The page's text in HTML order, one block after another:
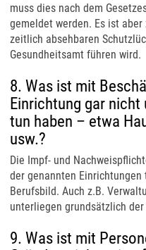
muss dies nach dem
gemeldet werden. Es ist
zeitlich absehbaren
Gesundheitsamt führen wird.
8. Was ist mit
Einrichtung gar
tun haben – etwa
usw.?
Die Impf- und
der genannten
Berufsbild. Auch z.B.
unterliegen grundsätzlich
9. Was ist mit